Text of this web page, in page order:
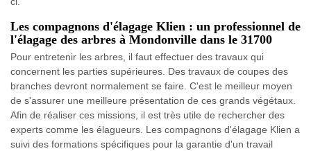
Les compagnons d'élagage Klien : un professionnel de
l'élagage des arbres à Mondonville dans le 31700
Pour entretenir les arbres, il faut effectuer des travaux qui
concernent les parties supérieures. Des travaux de coupes des
branches devront normalement se faire. C'est le meilleur moyen
de s'assurer une meilleure présentation de ces grands végétaux.
Afin de réaliser ces missions, il est très utile de rechercher des
experts comme les élagueurs. Les compagnons d'élagage Klien a
suivi des formations spécifiques pour la garantie d'un travail